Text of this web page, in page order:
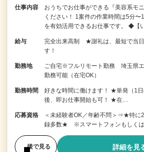
仕事内容
おうちでお仕事ができる『美容系モ
ください！ 1案件の作業時間は5分〜
を有効活用できるお仕事です。 ◆【
給与
完全出来高制 ★謝礼は、最短で当日
す！
勤務地
ご自宅※フルリモート勤務 埼玉県
勤務可能（在宅OK）
勤務時間
好きな時間に働けます！ ★単発（1
後、即お仕事開始も可！ ★在…
応募資格
＜未経験者OK／年齢不問＞⇒★特に
録多数★ ※スマートフォンもしくは
後で見る 詳細を見